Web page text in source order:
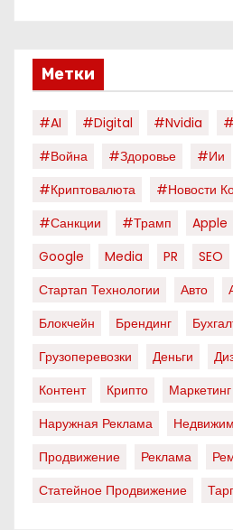
Метки
#AI #digital #nvidia
#война
#здоровье #ии
#криптовалюта
#новости
#санкции
#трамп Apple
Google
Media PR SEO
Стартап Технологии
Авто
Блокчейн
Брендинг
Грузоперевозки
Деньги
Контент
Крипто
Маркетинг
Наружная Реклама
Продвижение
Реклама
Статейное Продвижение